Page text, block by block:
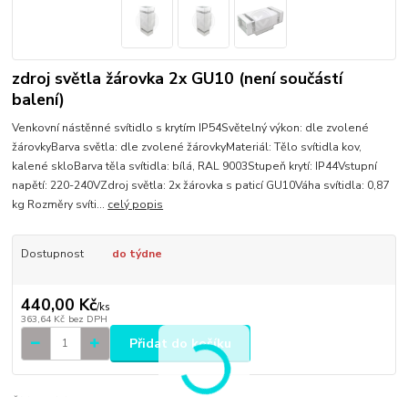
zdroj světla žárovka 2x GU10 (není součástí
balení)
Venkovní nástěnné svítidlo s krytím IP54Světelný výkon: dle zvolené
žárovkyBarva světla: dle zvolené žárovkyMateriál: Tělo svítidla kov,
kalené skloBarva těla svítidla: bílá, RAL 9003Stupeň krytí: IP44Vstupní
napětí: 220-240VZdroj světla: 2x žárovka s paticí GU10Váha svítidla: 0,87
kg Rozměry svíti... celý popis
Dostupnost do týdne
440,00 Kč/ks
363,64 Kč bez DPH
Přidat do košíku